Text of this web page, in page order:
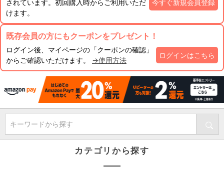
されています。初回購入時からご利用いただ
けます。
今すぐ新規会員登録
既存会員の方にもクーポンをプレゼント！
ログイン後、マイページの「クーポンの確認」
からご確認いただけます。 →使用方法
ログインはこちら
キーワードから探す
カテゴリから探す